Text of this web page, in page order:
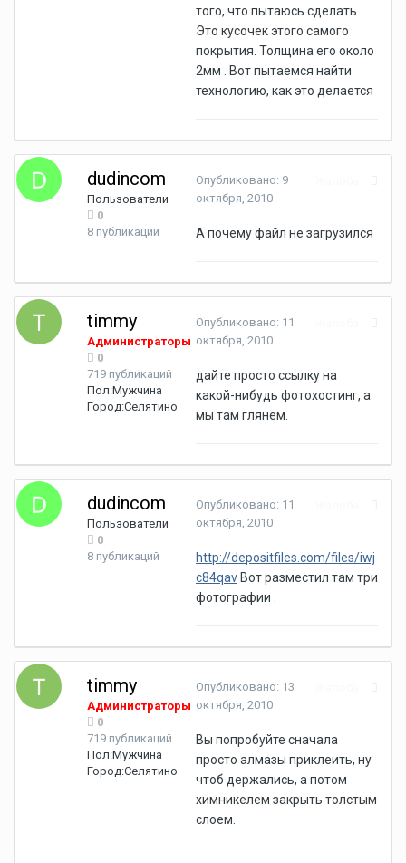
того, что пытаюсь сделать.
Это кусочек этого самого
покрытия. Толщина его около
2мм . Вот пытаемся найти
технологию, как это делается
dudincom
Пользователи
0
8 публикаций
Опубликовано: 9
октября, 2010
А почему файл не загрузился
timmy
Администраторы
0
719 публикаций
Пол:Мужчина
Город:Селятино
Опубликовано: 11
октября, 2010
дайте просто ссылку на
какой-нибудь фотохостинг, а
мы там глянем.
dudincom
Пользователи
0
8 публикаций
Опубликовано: 11
октября, 2010
http://depositfiles.com/files/iwj
c84qav Вот разместил там три
фотографии .
timmy
Администраторы
0
719 публикаций
Пол:Мужчина
Город:Селятино
Опубликовано: 13
октября, 2010
Вы попробуйте сначала
просто алмазы приклеить, ну
чтоб держались, а потом
химникелем закрыть толстым
слоем.